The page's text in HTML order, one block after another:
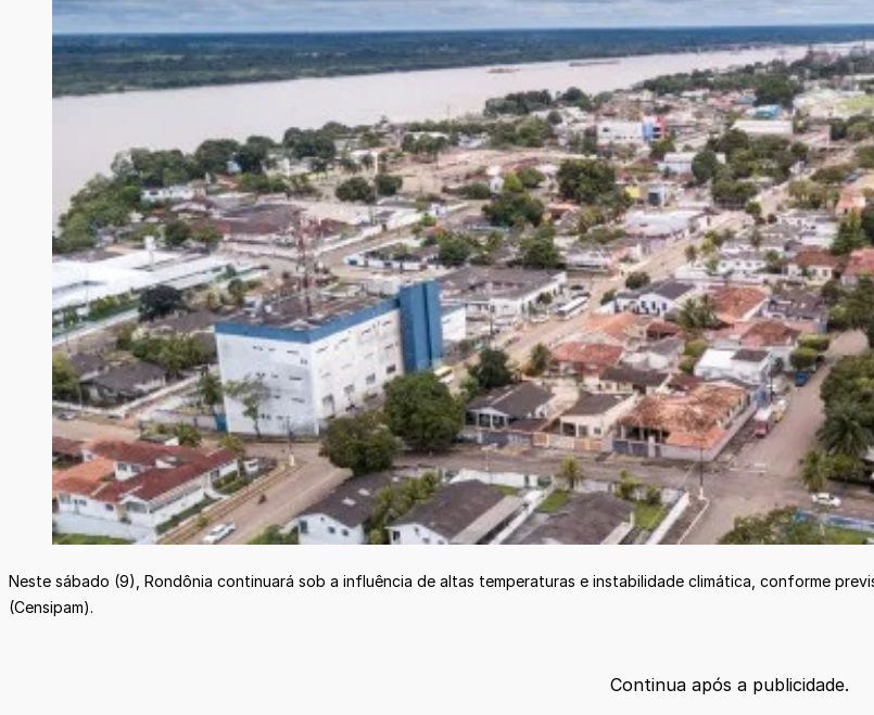
Neste sábado (9), Rondônia continuará sob a influência de altas temperaturas e instabilidade climática, conforme
(Censipam).
Continua após a publicidade.